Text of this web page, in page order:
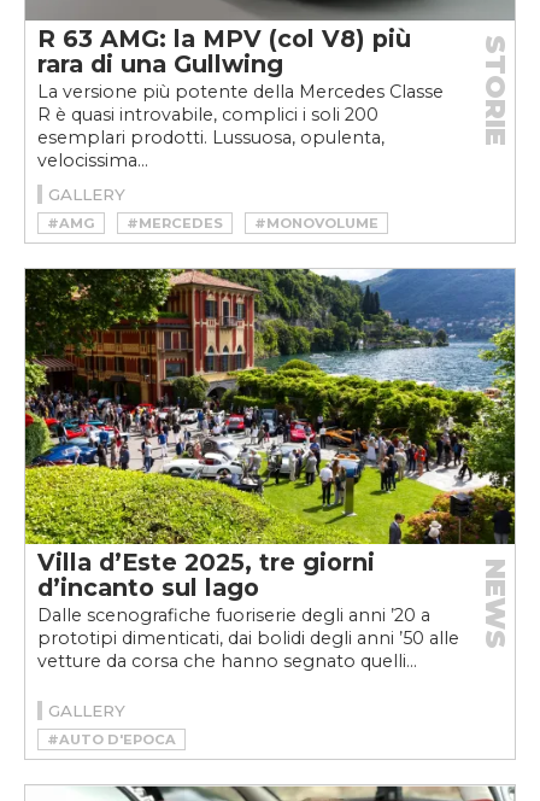
R 63 AMG: la MPV (col V8) più
rara di una Gullwing
La versione più potente della Mercedes Classe
R è quasi introvabile, complici i soli 200
esemplari prodotti. Lussuosa, opulenta,
velocissima...
STORIE
GALLERY
#AMG #MERCEDES #MONOVOLUME
Villa d’Este 2025, tre giorni
d’incanto sul lago
Dalle scenografiche fuoriserie degli anni ’20 a
prototipi dimenticati, dai bolidi degli anni ’50 alle
vetture da corsa che hanno segnato quelli...
NEWS
GALLERY
#AUTO D'EPOCA
#CONCORSO D'ELEGANZA DI VILLA D'ESTE
#VILLA D'ESTE 2025